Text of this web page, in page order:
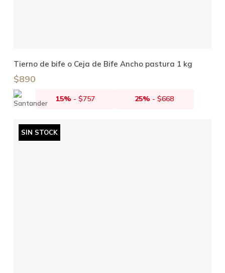
Añadir Al Carrito
Tierno de bife o Ceja de Bife Ancho pastura 1 kg
$890
15% - $757 25% -$668
SIN STOCK